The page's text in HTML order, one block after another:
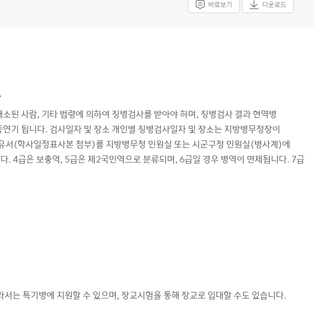
바로보기 다운로드
된 사람, 기타 법령에 의하여 징병검사를 받아야 하며, 징병검사 결과 현역병
기 됩니다. 검사일자 및 장소 개인별 징병검사일자 및 장소는 지방병무청장이
(학사일정표사본 첨부)를 지방병무청 민원실 또는 시군구청 민원실(병사계)에
. 4급은 보충역, 5급은 제2국민역으로 분류되며, 6급일 경우 병역이 면제됩니다. 7급
는 특기병에 지원할 수 있으며, 장교시험을 통해 장교로 입대할 수도 있습니다.